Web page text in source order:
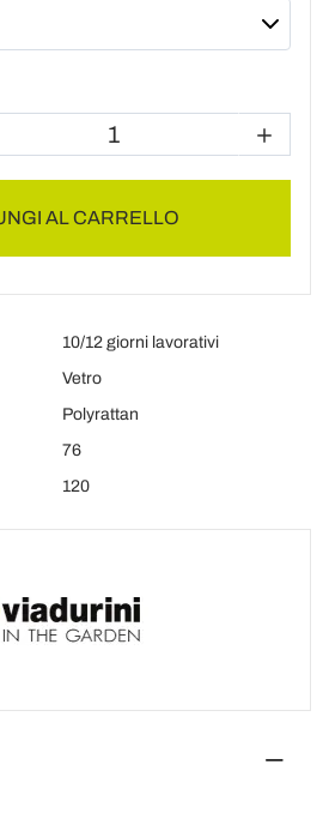
AL CARRELLO
10/12 giorni lavorativi
Vetro
Polyrattan
76
120